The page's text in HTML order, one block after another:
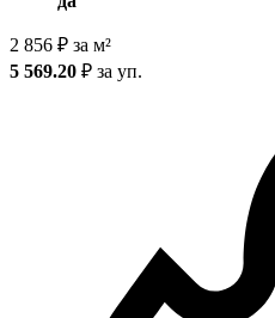
2 856 ₽ за м²
5 569.20 ₽ за уп.